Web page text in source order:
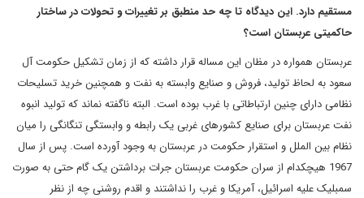
مستقیم دارد. این دیدگاه تا چه حد منطبق بر تغییرات و تحولات در ساختار
حاکمیتی عربستان است؟
عربستان همواره در مظان این مساله قرار داشته که از زمان تشکیل حکومت آل
سعود به لحاظ تولید، فروش و صنایع وابسته به نفت و همچنین خرید تسلیحات
نظامی دارای چنین ارتباطاتی با غرب بوده است. البته ناگفته نماند که تولید انبوه
نفت عربستان برای صنایع کشورهای غربی یک رابطه و وابستگی تنگانگی را میان
نظام بین الملل و استقرار حکومت در عربستان به وجود آورده است. پس از سال
1967 هیچکدام از سران حکومت عربستان جرات برداشتن یک گام حتی به صورت
سمبلیک علیه اسرائیل، آمریکا و غرب را نداشتند و اقدم روشنی چه از نظر